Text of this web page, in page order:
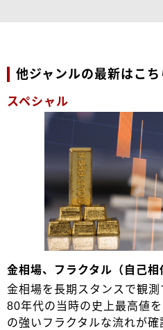
他ジャンルの最新はこち
スペシャル
金相場、フラクタル（自己相
金相場を長期スタンスで観
80年代の当時の史上最高値
の強いフラクタルな流れが確